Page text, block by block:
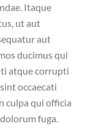
Itaque
ut aut
aut
ducimus qui
atque corrupti
occaecati
culpa qui officia
fuga.